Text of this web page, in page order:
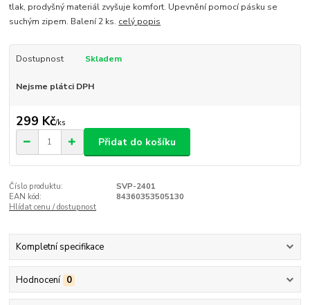
tlak, prodyšný materiál zvyšuje komfort. Upevnění pomocí pásku se
suchým zipem. Balení 2 ks. celý popis
Dostupnost Skladem
Nejsme plátci DPH
299 Kč/ks
Přidat do košíku
Číslo produktu:
SVP-2401
EAN kód:
84360353505130
Hlídat cenu / dostupnost
Kompletní specifikace
Hodnocení 0